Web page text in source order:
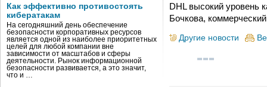
Как эффективно противостоять
кибератакам
На сегодняшний день обеспечение
безопасности корпоративных ресурсов
является одной из наиболее приоритетных
целей для любой компании вне
зависимости от масштабов и сферы
деятельности. Рынок информационной
безопасности развивается, а это значит,
что и …
DHL высокий уровень
Бочкова,
Другие новости